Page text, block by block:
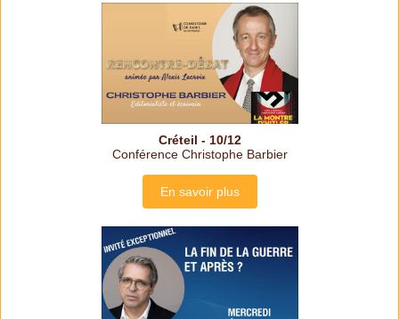
Créteil - 10/12
Conférence Christophe Barbier
En savoir plus